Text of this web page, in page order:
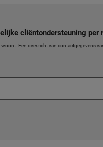
cliëntondersteuning per
woont. Een overzicht van contactgegevens